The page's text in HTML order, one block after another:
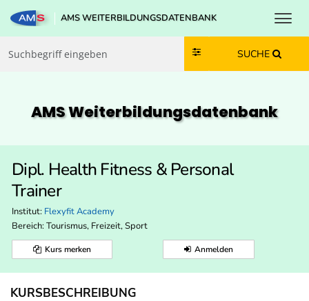
Zum Inhalt springen
Zum Navmenü springen
Zur Suche springen
Zur Footer springen
AMS WEITERBILDUNGSDATENBANK
SUCHE
AMS Weiterbildungs­datenbank
Dipl. Health Fitness & Personal
Trainer
Institut: Flexyfit Academy
Bereich: Tourismus, Freizeit, Sport
Kurs merken Anmelden
KURSBESCHREIBUNG